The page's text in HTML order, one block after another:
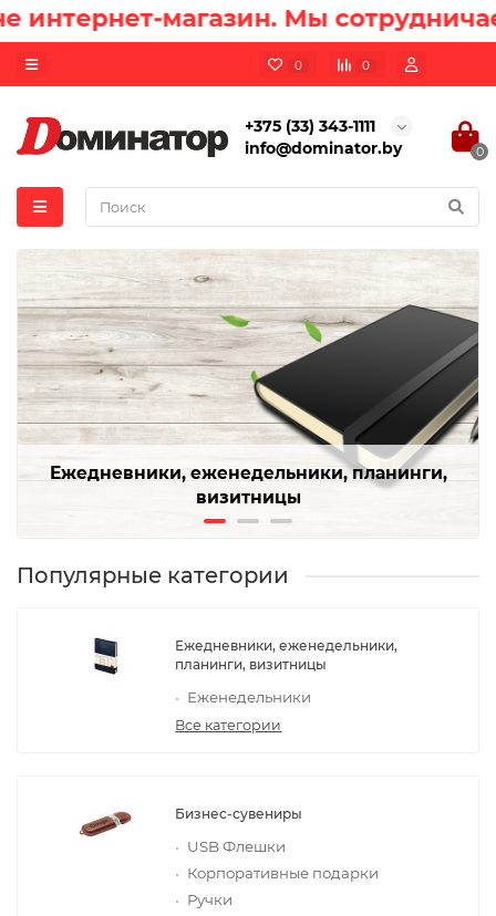
магазин. Мы
0 0
+375 (33) 343-1111
info@dominator.by
0
Ежедневники, еженедельники, планинги,
визитницы
Популярные категории
Ежедневники, еженедельники,
планинги, визитницы
Еженедельники
Все категории
Бизнес-сувениры
USB Флешки
Корпоративные подарки
Ручки